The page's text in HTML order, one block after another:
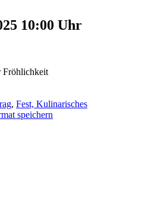
10:00 Uhr
Fröhlichkeit
, Fest, Kulinarisches
speichern